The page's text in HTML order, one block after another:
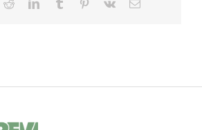
RedditLinkedInTumblr Pinterest
Vk
E-